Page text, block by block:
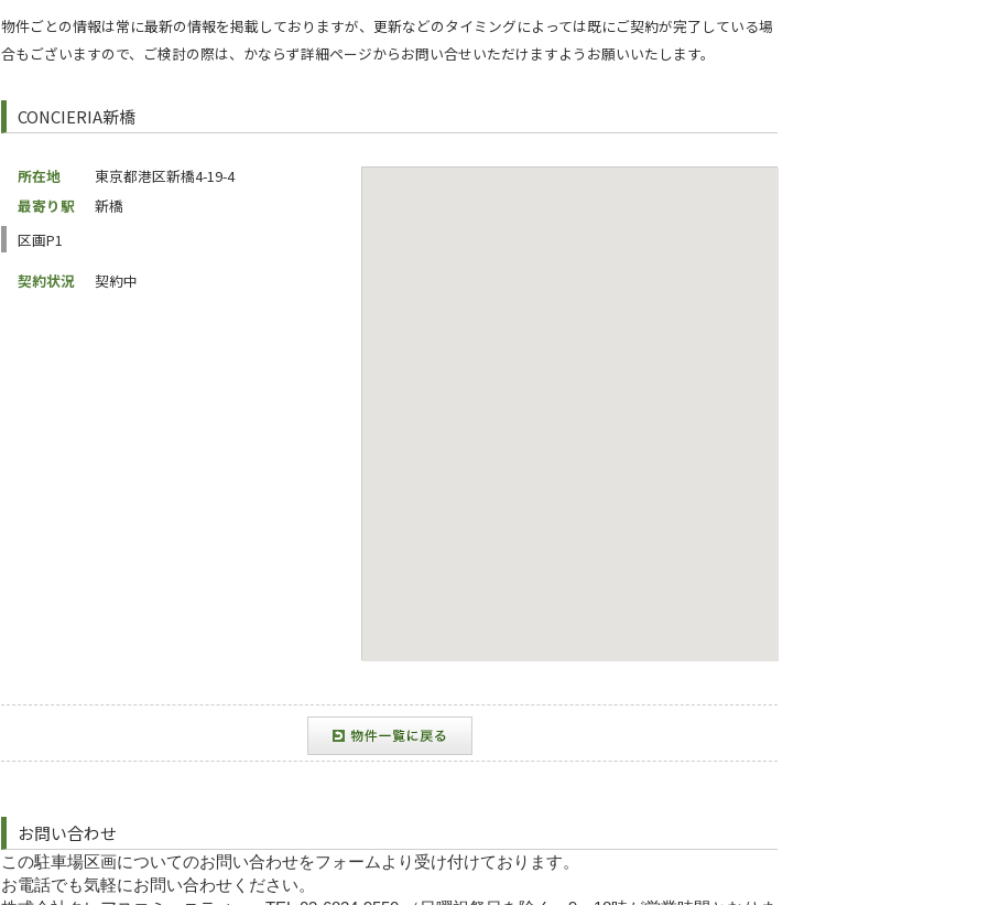
物件ごとの情報は常に最新の情報を掲載しておりますが、更新などのタイミングによっては既にご契約が完了している場
合もございますので、ご検討の際は、かならず詳細ページからお問い合せいただけますようお願いいたします。
CONCIERIA新橋
所在地
東京都港区新橋4-19-4
最寄り駅
新橋
区画P1
契約状況
契約中
お問い合わせ